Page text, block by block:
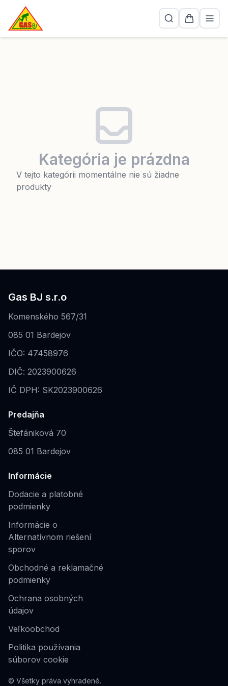
Kategória je prázdna
V tejto kategórii momentálne nie sú žiadne
produkty
Gas BJ s.r.o
Komenského 567/31
085 01 Bardejov
IČO: 47458976
DIČ: 2023900626
IČ DPH: SK2023900626
Predajňa
Štefániková 70
085 01 Bardejov
Informácie
Dodacie a platobné
podmienky
Informácie o
Alternatívnom riešení
sporov
Obchodné a reklamačné
podmienky
Ochrana osobných
údajov
Veľkoobchod
Politika používania
súborov cookie
© Všetky práva vyhradené.